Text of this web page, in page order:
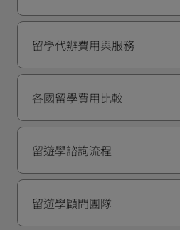
留學代辦費用與服務
各國留學費用比較
留遊學諮詢流程
留遊學顧問團隊